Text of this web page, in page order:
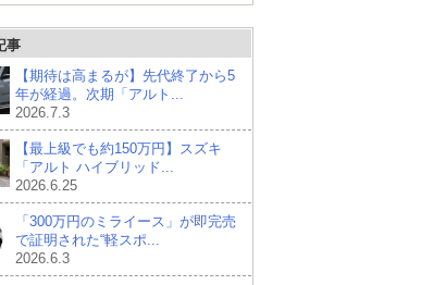
事
【期待は高まるが】先代終了から5
年が経過。次期「アルト...
2026.7.3
【最上級でも約150万円】スズキ
「アルト ハイブリッド...
2026.6.25
「300万円のミライース」が即完売
で証明された“軽スポ...
2026.6.3